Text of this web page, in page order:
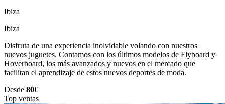
Ibiza
Ibiza
Disfruta de una experiencia inolvidable volando con nuestros
nuevos juguetes. Contamos con los últimos modelos de Flyboard y
Hoverboard, los más avanzados y nuevos en el mercado que
facilitan el aprendizaje de estos nuevos deportes de moda.
Desde 80€
Top ventas